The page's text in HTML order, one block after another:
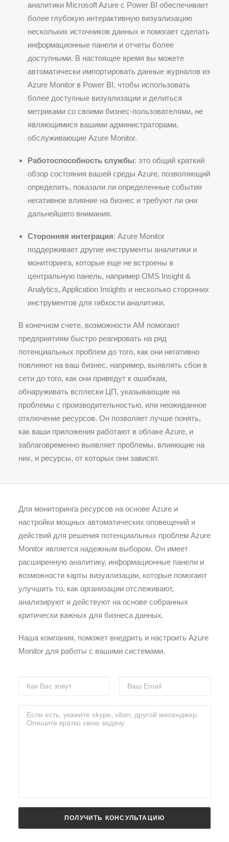
аналитики Microsoft Azure с Power BI обеспечивает
более глубокую интерактивную визуализацию
нескольких источников данных и помогает сделать
информационные панели и отчеты более
доступными. В настоящее время вы можете
автоматически импортировать данные журналов из
Azure Monitor в Power BI, чтобы использовать
более доступные визуализации и делиться
метриками со своими бизнес-пользователями, не
являющимися вашими администраторами,
обслуживающие Azure Monitor.
Работоспособность службы: это общий краткий
обзор состояния вашей среды Azure, позволяющий
определить, показали ли определенные события
негативное влияние на бизнес и требуют ли они
дальнейшего внимания.
Сторонняя интеграция: Azure Monitor
поддерживает другие инструменты аналитики и
мониторинга, которые еще не встроены в
центральную панель, например OMS Insight &
Analytics, Application Insights и несколько сторонних
инструментов для гибкости аналитики.
В конечном счете, возможности AM помогают
предприятиям быстро реагировать на ряд
потенциальных проблем до того, как они негативно
повлияют на ваш бизнес, например, выявлять сбои в
сети до того, как они приведут к ошибкам,
обнаруживать всплески ЦП, указывающие на
проблемы с производительностью, или неожиданное
отключение ресурсов. Он позволяет лучше понять,
как ваши приложения работают в облаке Azure, и
заблаговременно выявляет проблемы, влияющие на
них, и ресурсы, от которых они зависят.
Для мониторинга ресурсов на основе Azure и
настройки мощных автоматических оповещений и
действий для решения потенциальных проблем Azure
Monitor является надежным выбором. Он имеет
расширенную аналитику, информационные панели и
возможности карты визуализации, которые помогают
улучшить то, как организации отслеживают,
анализируют и действуют на основе собранных
критически важных для бизнеса данных.
Наша компания, поможет внедрить и настроить Azure
Monitor для работы с вашими системами.